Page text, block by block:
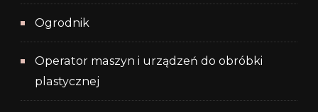
Ogrodnik
Operator maszyn i urządzeń do obróbki
plastycznej